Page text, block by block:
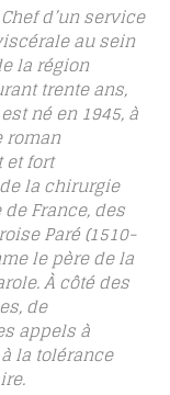
Chef d’un service
au sein
la région
trente ans,
né en 1945, à
roman
fort
la chirurgie
France, des
Paré (1510-
le père de la
À côté des
de
appels à
la tolérance